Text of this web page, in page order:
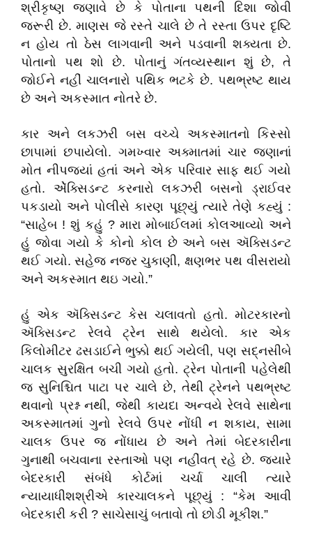
શ્રીકૃષ્ણ જણાવે છે કે પોતાના પથની દિશા જોવી
જરૂરી છે. માણસ જે રસ્તે ચાલે છે તે રસ્તા ઉપર દૃષ્ટિ
ન હોય તો ઠેસ લાગવાની અને પડવાની શક્યતા છે.
પોતાનો પથ શો છે. પોતાનું ગંતવ્યસ્થાન શું છે, તે
જોઈને નહીં ચાલનારો પથિક ભટકે છે. પથભ્રષ્ટ થાય
છે અને અકસ્માત નોતરે છે.
કાર અને લકઝરી બસ વચ્ચે અકસ્માતનો કિસ્સો
છાપામાં છપાયેલો. ગમખ્વાર અક્માતમાં ચાર જણાનાં
મોત નીપજ્યાં હતાં અને એક પરિવાર સાફ થઈ ગયો
હતો. એૅક્સિડન્ટ કરનારો લકઝરી બસનો ડ્રાઈવર
પકડાયો અને પોલીસે કારણ પૂછ્યું ત્યારે તેણે કહ્યું :
“સાહેબ ! શું કહું ? મારા મોબાઈલમાં કોલઆવ્યો અને
હું જોવા ગયો કે કોનો કોલ છે અને બસ ઍક્સિડન્ટ
થઈ ગયો. સહેજ નજર ચુકાણી, ક્ષણભર પથ વીસરાયો
અને અકસ્માત થઇ ગયો.”
હું એક ઍક્સિડન્ટ કેસ ચલાવતો હતો. મોટરકારનો
ઍક્સિડન્ટ રેલવે ટ્રેન સાથે થયેલો. કાર એક
કિલોમીટર ઢસડાઈને ભુક્કો થઈ ગયેલી, પણ સદ્‌નસીબે
ચાલક સુરક્ષિત બચી ગયો હતો. ટ્રેન પોતાની પહેલેથી
જ સુનિશ્ચિત પાટા પર ચાલે છે, તેથી ટ્રેનને પથભ્રષ્ટ
થવાનો પ્રશ્ન નથી, જેથી કાયદા અન્વયે રેલવે સાથેના
અકસ્માતમાં ગુનો રેલવે ઉપર નોંધી ન શકાય, સામા
ચાલક ઉપર જ નોંધાય છે અને તેમાં બેદરકારીના
ગુનાથી બચવાના રસ્તાઓ પણ નહીંવત્‌ રહે છે. જ્યારે
બેદરકારી સંબંધે કોર્ટમાં ચર્ચા ચાલી ત્યારે
ન્યાયાધીશશ્રીએ કારચાલકને પૂછ્યું : “કેમ આવી
બેદરકારી કરી ? સાચેસાચું બતાવો તો છોડી મૂકીશ.”